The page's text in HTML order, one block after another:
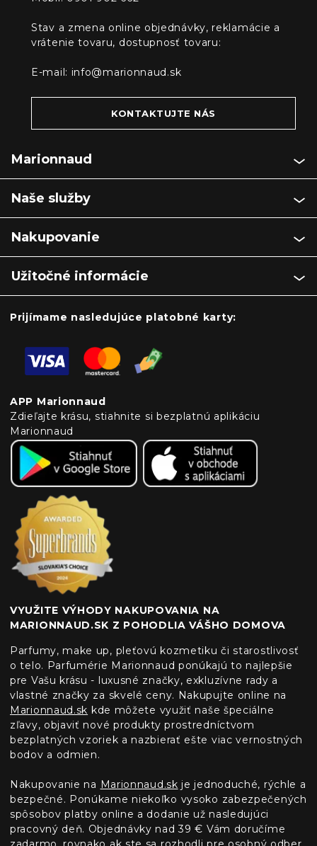
Stav a zmena online objednávky, reklamácie a
vrátenie tovaru, dostupnosť tovaru:
E-mail: info@marionnaud.sk
KONTAKTUJTE NÁS
Marionnaud
Naše služby
Nakupovanie
Užitočné informácie
Prijímame nasledujúce platobné karty:
APP Marionnaud
Zdieľajte krásu, stiahnite si bezplatnú aplikáciu
Marionnaud
VYUŽITE VÝHODY NAKUPOVANIA NA
MARIONNAUD.SK Z POHODLIA VÁŠHO DOMOVA
Parfumy, make up, pleťovú kozmetiku či starostlivosť
o telo. Parfumérie Marionnaud ponúkajú to najlepšie
pre Vašu krásu - luxusné značky, exkluzívne rady a
vlastné značky za skvelé ceny. Nakupujte online na
Marionnaud.sk kde môžete využiť naše špeciálne
zľavy, objaviť nové produkty prostredníctvom
bezplatných vzoriek a nazbierať ešte viac vernostných
bodov a odmien.
Nakupovanie na Marionnaud.sk je jednoduché, rýchle a
bezpečné. Ponúkame niekoľko vysoko zabezpečených
spôsobov platby online a dodanie už nasledujúci
pracovný deň. Objednávky nad 39 € Vám doručíme